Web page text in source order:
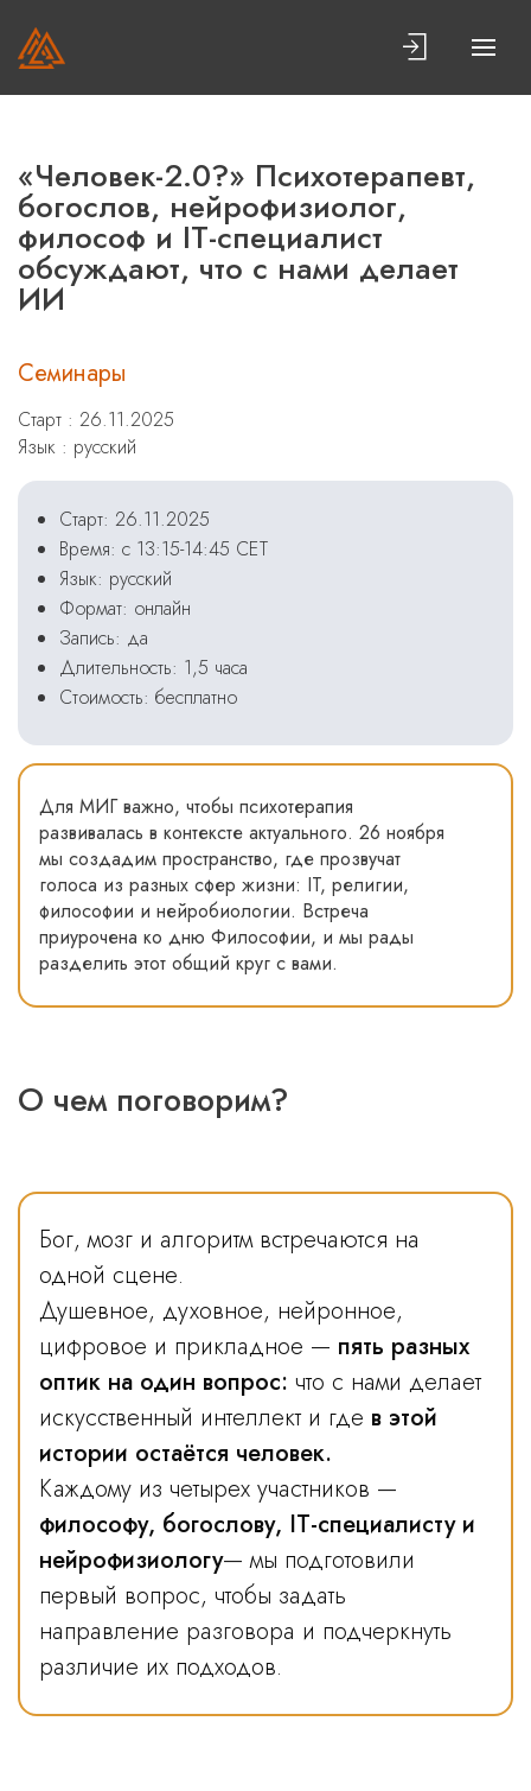
«Человек-2.0?» Психотерапевт,
богослов, нейрофизиолог,
философ и IT-специалист
обсуждают, что с нами делает
ИИ
Семинары
Старт : 26.11.2025
Язык : русский
Старт: 26.11.2025
Время: с 13:15-14:45 СЕТ
Язык: русский
Формат: онлайн
Запись: да
Длительность: 1,5 часа
Стоимость: бесплатно
Для МИГ важно, чтобы психотерапия
развивалась в контексте актуального. 26 ноября
мы создадим пространство, где прозвучат
голоса из разных сфер жизни: IT, религии,
философии и нейробиологии. Встреча
приурочена ко дню Философии, и мы рады
разделить этот общий круг с вами.
О чем поговорим?
Бог, мозг и алгоритм встречаются на
одной сцене.
Душевное, духовное, нейронное,
цифровое и прикладное — пять разных
оптик на один вопрос: что с нами делает
искусственный интеллект и где в этой
истории остаётся человек.
Каждому из четырех участников —
философу, богослову, IT-специалисту и
нейрофизиологу— мы подготовили
первый вопрос, чтобы задать
направление разговора и подчеркнуть
различие их подходов.